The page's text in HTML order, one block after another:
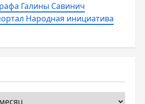
Галины Савинич
Народная инициатива